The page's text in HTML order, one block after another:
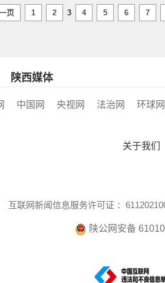
页 1 2 3 4 5 6 7
陕西媒体
中国网 央视网 法治网 环球网
关于我们
互联网新闻信息服务许可证 ：
陕公网安备